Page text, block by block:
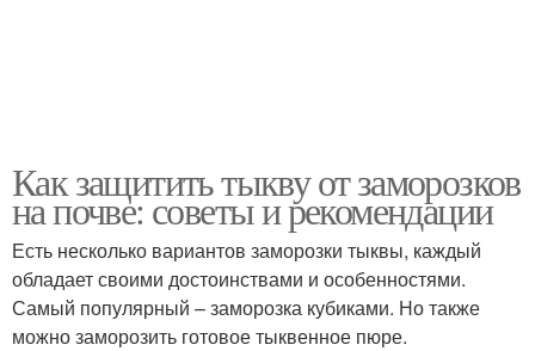
Как защитить тыкву от заморозков
на почве: советы и рекомендации
Есть несколько вариантов заморозки тыквы, каждый
обладает своими достоинствами и особенностями.
Самый популярный – заморозка кубиками. Но также
можно заморозить готовое тыквенное пюре.